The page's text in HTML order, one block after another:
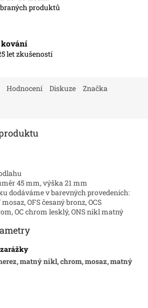
produktů
let zkušeností
Hodnocení Diskuze Značka
45 mm, výška 21 mm
dodáváme v barevných provedeních:
OFS česaný bronz, OCS
OC chrom lesklý, ONS nikl matný
matný nikl, chrom, mosaz, matný